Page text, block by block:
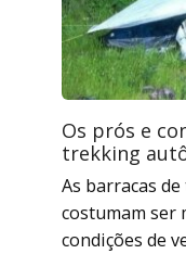
Os prós e
trekking
As barracas
costumam ser
condições de